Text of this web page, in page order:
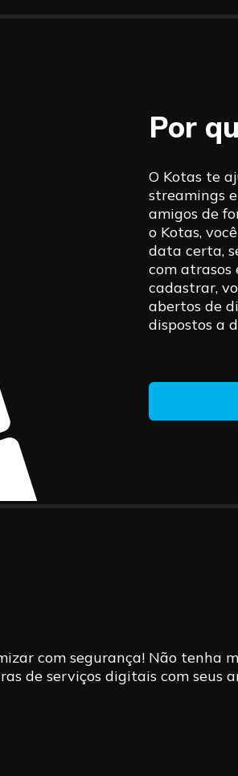
Por
O Kotas te
streamings
amigos de
o Kotas,
data certa,
com atrasos
cadastrar,
abertos de
dispostos a
com segurança! Não tenha
de serviços digitais com seus